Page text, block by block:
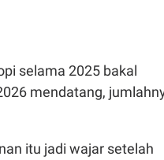
selama 2025 bakal
mendatang,
itu jadi wajar setelah